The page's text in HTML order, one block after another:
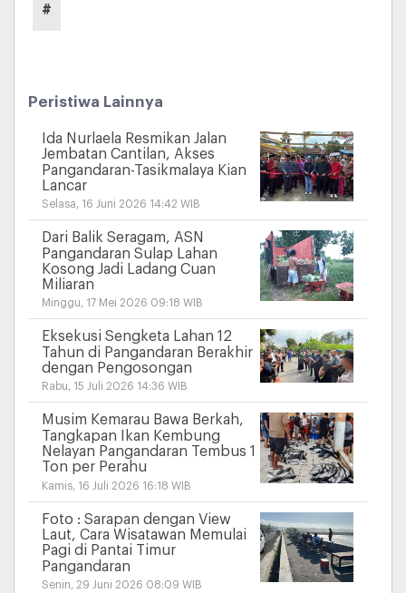
#
Peristiwa Lainnya
Ida Nurlaela Resmikan Jalan
Jembatan Cantilan, Akses
Pangandaran-Tasikmalaya Kian
Lancar
Selasa, 16 Juni 2026 14:42 WIB
Dari Balik Seragam, ASN
Pangandaran Sulap Lahan
Kosong Jadi Ladang Cuan
Miliaran
Minggu, 17 Mei 2026 09:18 WIB
Eksekusi Sengketa Lahan 12
Tahun di Pangandaran Berakhir
dengan Pengosongan
Rabu, 15 Juli 2026 14:36 WIB
Musim Kemarau Bawa Berkah,
Tangkapan Ikan Kembung
Nelayan Pangandaran Tembus 1
Ton per Perahu
Kamis, 16 Juli 2026 16:18 WIB
Foto : Sarapan dengan View
Laut, Cara Wisatawan Memulai
Pagi di Pantai Timur
Pangandaran
Senin, 29 Juni 2026 08:09 WIB